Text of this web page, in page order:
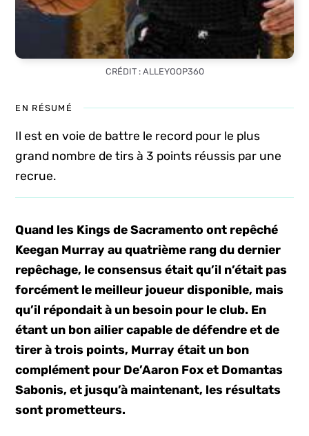
CRÉDIT : ALLEYOOP360
EN RÉSUMÉ
Il est en voie de battre le record pour le plus
grand nombre de tirs à 3 points réussis par une
recrue.
Quand les Kings de Sacramento ont repêché
Keegan Murray au quatrième rang du dernier
repêchage, le consensus était qu’il n’était pas
forcément le meilleur joueur disponible, mais
qu’il répondait à un besoin pour le club. En
étant un bon ailier capable de défendre et de
tirer à trois points, Murray était un bon
complément pour De’Aaron Fox et Domantas
Sabonis, et jusqu’à maintenant, les résultats
sont prometteurs.